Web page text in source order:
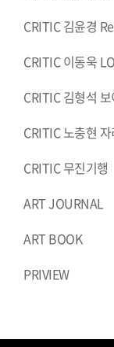
CRITIC 김윤경
CRITIC 이동욱
CRITIC 김형석
CRITIC 노충현 자
CRITIC 무진기행
ART JOURNAL
ART BOOK
PRIVIEW